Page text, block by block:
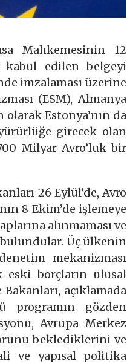
Mahkemesinin 12
kabul edilen belgeyi
imzalaması üzerine
(ESM), Almanya
Estonya’nın da
girecek olan
Milyar Avro’luk bir
26 Eylül’de, Avro
8 Ekim’de işlemeye
alınmaması ve
Üç ülkenin
mekanizması
eski borçların ulusal
açıklamada
programın gözden
Avrupa Merkez
beklediklerini ve
ve yapısal politika